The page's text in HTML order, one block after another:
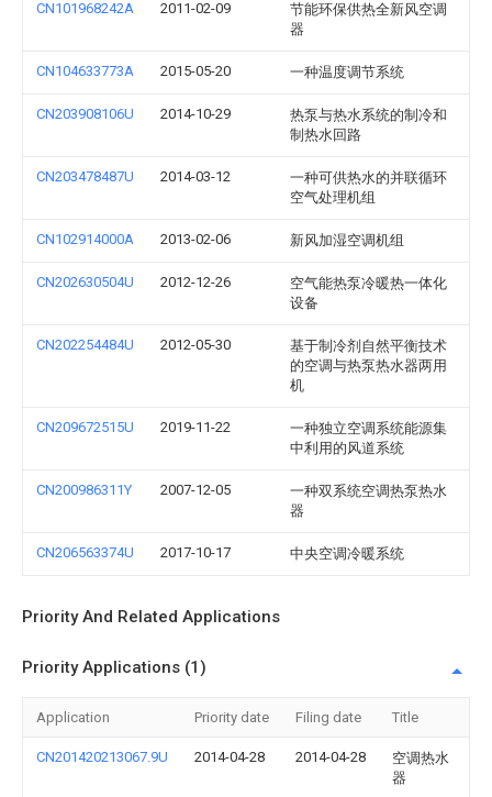
CN101968242A 2011-02-09
节能环保供热全新风空调
器
CN104633773A 2015-05-20 一种温度调节系统
CN203908106U 2014-10-29
热泵与热水系统的制冷和
制热水回路
CN203478487U 2014-03-12
一种可供热水的并联循环
空气处理机组
CN102914000A 2013-02-06 新风加湿空调机组
CN202630504U 2012-12-26
空气能热泵冷暖热一体化
设备
CN202254484U 2012-05-30
基于制冷剂自然平衡技术
的空调与热泵热水器两用
机
CN209672515U 2019-11-22
一种独立空调系统能源集
中利用的风道系统
CN200986311Y 2007-12-05
一种双系统空调热泵热水
器
CN206563374U 2017-10-17 中央空调冷暖系统
Priority And Related Applications
Priority Applications (1)
Application Priority date Filing date Title
CN201420213067.9U 2014-04-28 2014-04-28
空调热水
器